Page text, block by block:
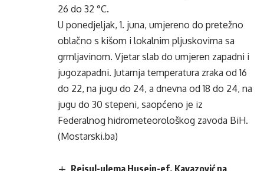
26 do 32 °C.
U ponedjeljak, 1. juna, umjereno do pretežno
oblačno s kišom i lokalnim pljuskovima sa
grmljavinom. Vjetar slab do umjeren zapadni i
jugozapadni. Jutarnja temperatura zraka od 16
do 22, na jugu do 24, a dnevna od 18 do 24, na
jugu do 30 stepeni, saopćeno je iz
Federalnog hidrometeorološkog zavoda BiH.
(Mostarski.ba)